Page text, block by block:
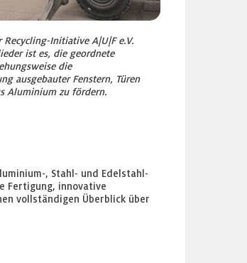
Recycling-Initiative A|U|F e.V.
ist es, die geordnete
die
ausgebauter Fenstern, Türen
Aluminium zu fördern.
, Stahl- und Edelstahl-
Fertigung, innovative
vollständigen Überblick über